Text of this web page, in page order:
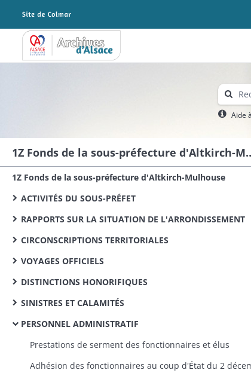
Archives Alsace - Colmar
Aide
1Z Fonds de la
1Z Fonds de la sous-préfecture d'Altkirch-Mulhouse
ACTIVITÉS DU SOUS-PRÉFET
RAPPORTS SUR LA SITUATION DE L'ARRONDISSEMENT
CIRCONSCRIPTIONS TERRITORIALES
VOYAGES OFFICIELS
DISTINCTIONS HONORIFIQUES
SINISTRES ET CALAMITÉS
PERSONNEL ADMINISTRATIF
Prestations de serment des fonctionnaires et élus